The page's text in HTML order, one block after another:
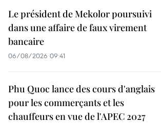
Le président de Mekolor poursuivi
dans une affaire de faux virement
bancaire
06/08/2026 09:41
Phu Quoc lance des cours d'anglais
pour les commerçants et les
chauffeurs en vue de l'APEC 2027